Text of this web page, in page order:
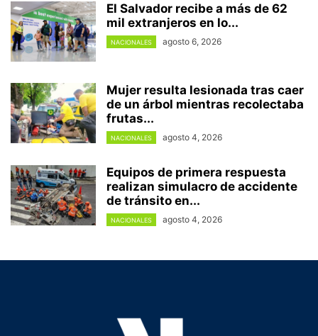
El Salvador recibe a más de 62
mil extranjeros en lo...
NACIONALES agosto 6, 2026
Mujer resulta lesionada tras caer
de un árbol mientras recolectaba
frutas...
NACIONALES agosto 4, 2026
Equipos de primera respuesta
realizan simulacro de accidente
de tránsito en...
NACIONALES agosto 4, 2026